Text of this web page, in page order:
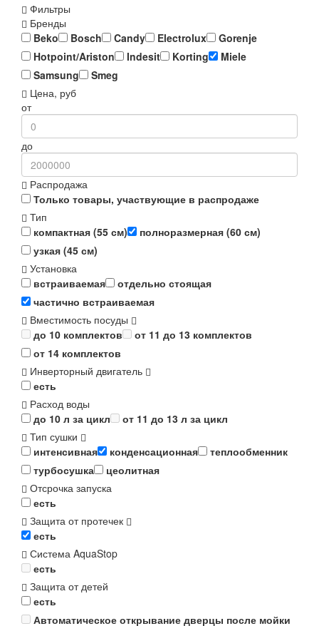
Фильтры
Бренды
Beko
Bosch Candy Electrolux
Gorenje
Hotpoint/Ariston
Indesit Korting
Miele
Samsung
Smeg
Цена, руб
от
до
Распродажа
Только товары, участвующие в распродаже
Тип
компактная (55 см)
полноразмерная (60 см)
узкая (45 см)
Установка
встраиваемая
отдельно стоящая
частично встраиваемая
Вместимость посуды
до 10 комплектов
от 11 до 13 комплектов
от 14 комплектов
Инверторный двигатель
есть
Расход воды
до 10 л за цикл
от 11 до 13 л за цикл
Тип сушки
интенсивная
конденсационная
теплообменник
турбосушка
цеолитная
Отсрочка запуска
есть
Защита от протечек
есть
Система AquaStop
есть
Защита от детей
есть
Автоматическое открывание дверцы после мойки